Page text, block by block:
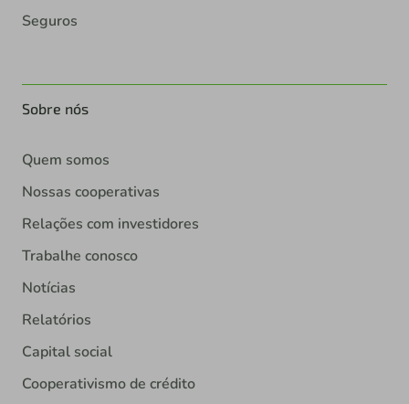
Seguros
Sobre nós
Quem somos
Nossas cooperativas
Relações com investidores
Trabalhe conosco
Notícias
Relatórios
Capital social
Cooperativismo de crédito